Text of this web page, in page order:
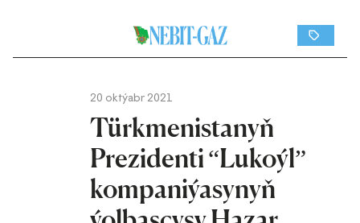
20 oktýabr 2021
Türkmenistanyň
Prezidenti “Lukoýl”
kompaniýasynyň